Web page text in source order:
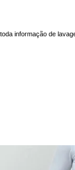
informação de